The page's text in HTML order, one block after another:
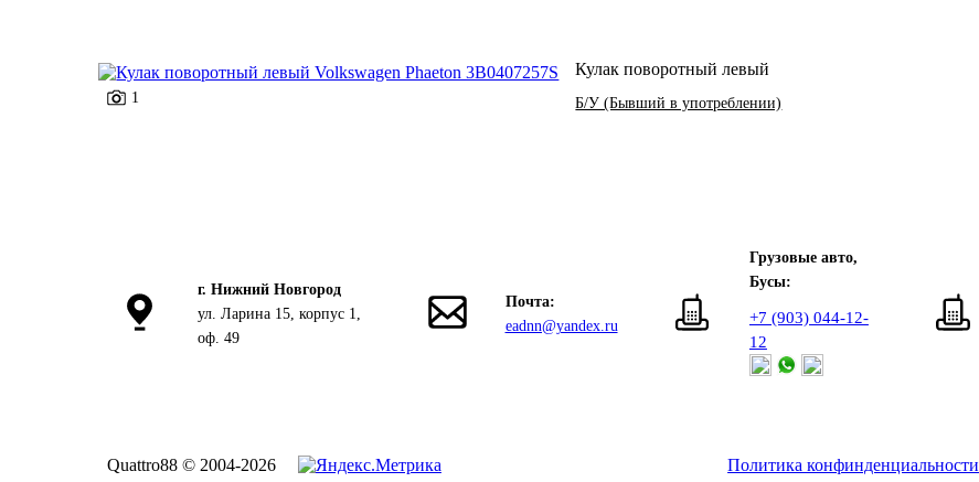
1
Кулак поворотный левый
Б/У (Бывший в употреблении)
г. Нижний Новгород
ул. Ларина 15, корпус 1,
оф. 49
Почта:
eadnn@yandex.ru
Грузовые авто,
Бусы:
+7 (903) 044-12-
12
Quattro88 © 2004-2026 Политика конфинденциальности